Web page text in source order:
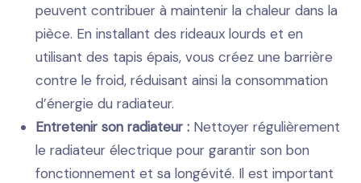
peuvent contribuer à maintenir la chaleur dans la
pièce. En installant des rideaux lourds et en
utilisant des tapis épais, vous créez une barrière
contre le froid, réduisant ainsi la consommation
d’énergie du radiateur.
Entretenir son radiateur : Nettoyer régulièrement
le radiateur électrique pour garantir son bon
fonctionnement et sa longévité. Il est important